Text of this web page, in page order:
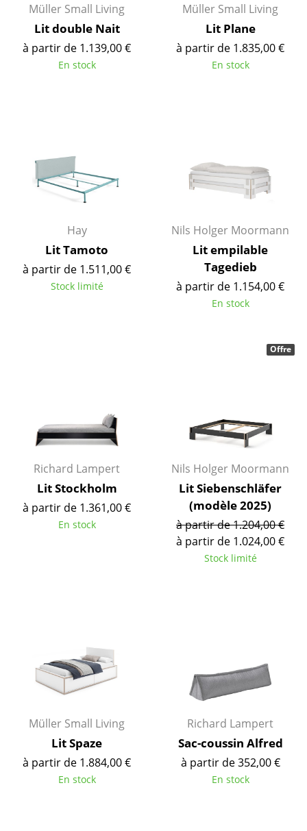
Bibliothèques
Étagères murales
Buffets & Commodes
Meubles de bar
Garde-robes
Petits rangements
Pièces détachées
... voir tous les rangements
Lampes de sol
Appliques murales
Luminaires d’extérieur
Lampes sans fil
Lits empilables
Lits enfants
... voir tous les lits
Accessoires
Müller Small Living
Lit double Nait
à partir de 1.139,00 €
En stock
Müller Small Living
Lit Plane
à partir de 1.835,00 €
En stock
Hay
Lit Tamoto
à partir de 1.511,00 €
Stock limité
Nils Holger Moormann
Lit empilable
Tagedieb
à partir de 1.154,00 €
En stock
Richard Lampert
Lit Stockholm
à partir de 1.361,00 €
En stock
Nils Holger Moormann
Lit Siebenschläfer
(modèle 2025)
à partir de 1.204,00 €
à partir de 1.024,00 €
Stock limité
Offre
Müller Small Living
Lit Spaze
à partir de 1.884,00 €
En stock
Richard Lampert
Sac-coussin Alfred
à partir de 352,00 €
En stock